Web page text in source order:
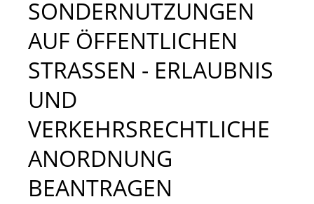
SONDERNUTZUNGEN
AUF ÖFFENTLICHEN
STRASSEN - ERLAUBNIS U
ND V
ERKEHRSRECHTLICHE A
NORDNUNG B
EANTRAGEN